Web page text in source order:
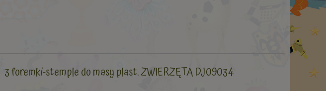
3 foremki-stemple do masy plast. ZWIERZĘTA DJ09034